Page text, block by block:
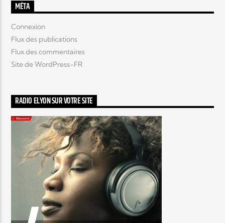
MÉTA
Connexion
Flux des publications
Flux des commentaires
Site de WordPress-FR
RADIO ELYON SUR VOTRE SITE